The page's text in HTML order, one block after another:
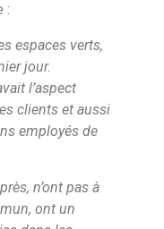
:
espaces verts,
jour.
l’aspect
clients et aussi
employés de
n’ont pas à
ont un